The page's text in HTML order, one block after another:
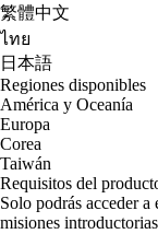
繁體中文
ไทย
日本語
Regiones disponibles
América y Oceanía
Europa
Corea
Taiwán
Requisitos del
Solo podrás acceder a
misiones